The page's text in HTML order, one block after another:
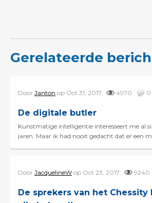
Gerelateerde
Door Janton op Oct 31, 2017 4970 0
De digitale butler
Kunstmatige intelligentie interesseert me al
jaren. Maar ik had nooit gedacht dat er een
Door JacquelineW op Oct 23, 2017 9240
De sprekers van het Chessity